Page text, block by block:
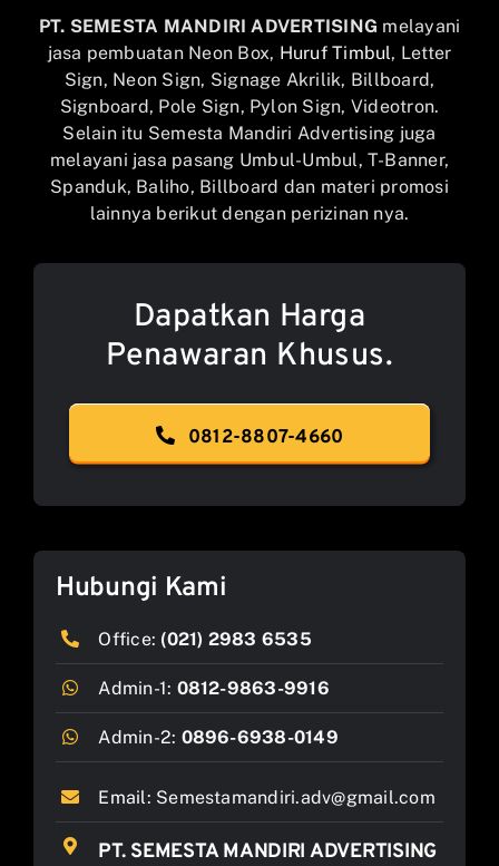
PT. SEMESTA MANDIRI ADVERTISING melayani
jasa pembuatan Neon Box, Huruf Timbul, Letter
Sign, Neon Sign, Signage Akrilik, Billboard,
Signboard, Pole Sign, Pylon Sign, Videotron.
Selain itu Semesta Mandiri Advertising juga
melayani jasa pasang Umbul-Umbul, T-Banner,
Spanduk, Baliho, Billboard dan materi promosi
lainnya berikut dengan perizinan nya.
Dapatkan Harga
Penawaran Khusus.
0812-8807-4660
Hubungi Kami
Office: (021) 2983 6535
Admin-1: 0812-9863-9916
Admin-2: 0896-6938-0149
Email: Semestamandiri.adv@gmail.com
PT. SEMESTA MANDIRI ADVERTISING